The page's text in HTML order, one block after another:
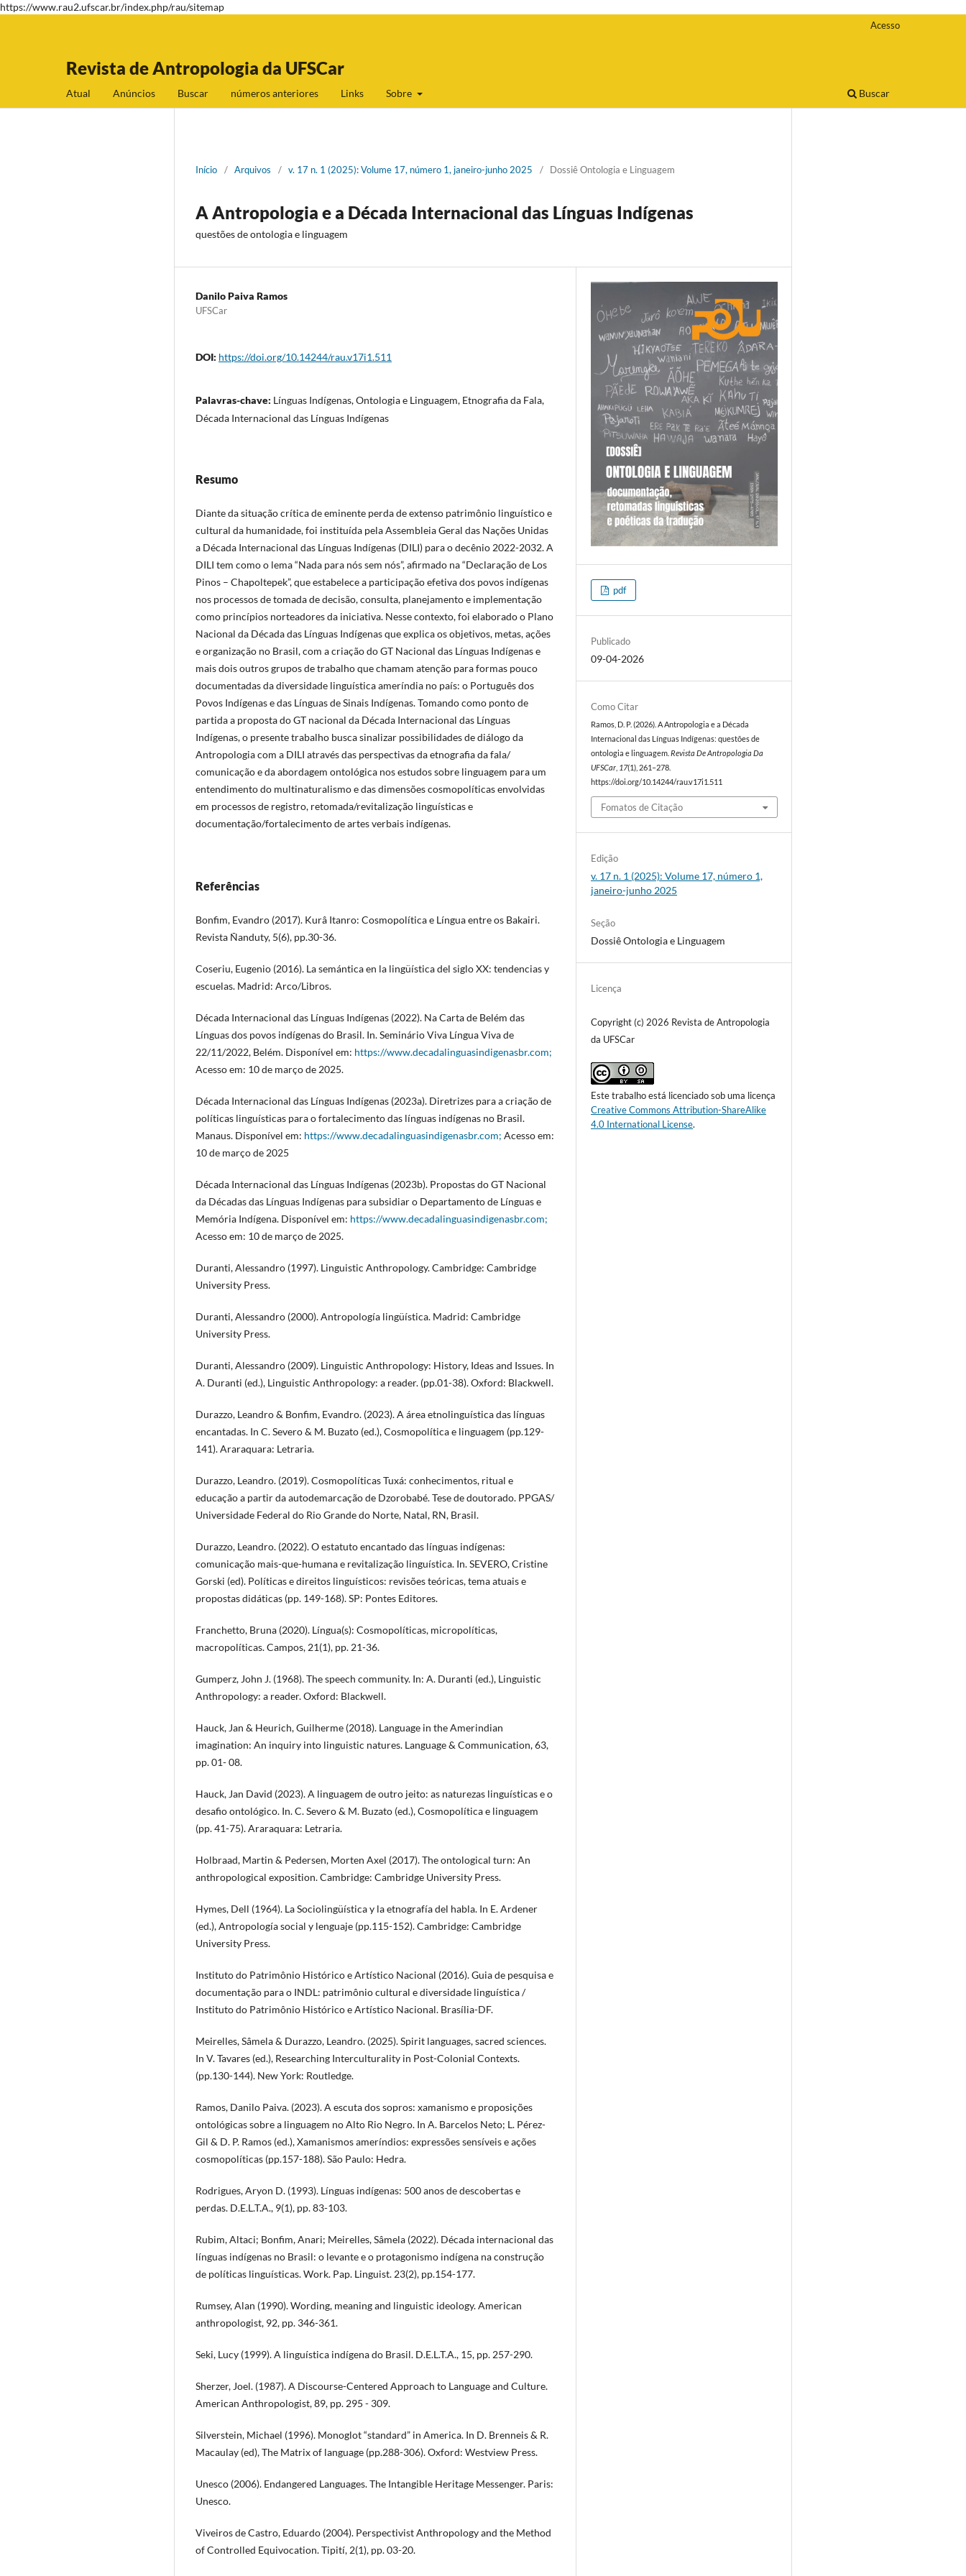
https://www.rau2.ufscar.br/index.php/rau/sitemap
Revista de Antropologia da UFSCar
Atual Anúncios Buscar números anteriores Links Sobre Buscar
Acesso
Início / Arquivos / v. 17 n. 1 (2025): Volume 17, número 1, janeiro-junho 2025 / Dossiê Ontologia e Linguagem
A Antropologia e a Década Internacional das Línguas Indígenas
questões de ontologia e linguagem
Danilo Paiva Ramos
UFSCar
DOI: https://doi.org/10.14244/rau.v17i1.511
Palavras-chave: Línguas Indígenas, Ontologia e Linguagem, Etnografia da Fala,
Década Internacional das Línguas Indígenas
Resumo
Diante da situação crítica de eminente perda de extenso patrimônio linguístico e
cultural da humanidade, foi instituída pela Assembleia Geral das Nações Unidas
a Década Internacional das Línguas Indígenas (DILI) para o decênio 2022-2032. A
DILI tem como o lema “Nada para nós sem nós”, afirmado na “Declaração de Los
Pinos – Chapoltepek”, que estabelece a participação efetiva dos povos indígenas
nos processos de tomada de decisão, consulta, planejamento e implementação
como princípios norteadores da iniciativa. Nesse contexto, foi elaborado o Plano
Nacional da Década das Línguas Indígenas que explica os objetivos, metas, ações
e organização no Brasil, com a criação do GT Nacional das Línguas Indígenas e
mais dois outros grupos de trabalho que chamam atenção para formas pouco
documentadas da diversidade linguística ameríndia no país: o Português dos
Povos Indígenas e das Línguas de Sinais Indígenas. Tomando como ponto de
partida a proposta do GT nacional da Década Internacional das Línguas
Indígenas, o presente trabalho busca sinalizar possibilidades de diálogo da
Antropologia com a DILI através das perspectivas da etnografia da fala/
comunicação e da abordagem ontológica nos estudos sobre linguagem para um
entendimento do multinaturalismo e das dimensões cosmopolíticas envolvidas
em processos de registro, retomada/revitalização linguísticas e
documentação/fortalecimento de artes verbais indígenas.
Referências
Bonfim, Evandro (2017). Kurâ Itanro: Cosmopolítica e Língua entre os Bakairi.
Revista Ñanduty, 5(6), pp.30-36.
Coseriu, Eugenio (2016). La semántica en la lingüística del siglo XX: tendencias y
escuelas. Madrid: Arco/Libros.
Década Internacional das Línguas Indígenas (2022). Na Carta de Belém das
Línguas dos povos indígenas do Brasil. In. Seminário Viva Língua Viva de
22/11/2022, Belém. Disponível em: https://www.decadalinguasindigenasbr.com;
Acesso em: 10 de março de 2025.
Década Internacional das Línguas Indígenas (2023a). Diretrizes para a criação de
políticas linguísticas para o fortalecimento das línguas indígenas no Brasil.
Manaus. Disponível em: https://www.decadalinguasindigenasbr.com; Acesso em:
10 de março de 2025
Década Internacional das Línguas Indígenas (2023b). Propostas do GT Nacional
da Décadas das Línguas Indígenas para subsidiar o Departamento de Línguas e
Memória Indígena. Disponível em: https://www.decadalinguasindigenasbr.com;
Acesso em: 10 de março de 2025.
Duranti, Alessandro (1997). Linguistic Anthropology. Cambridge: Cambridge
University Press.
Duranti, Alessandro (2000). Antropología lingüística. Madrid: Cambridge
University Press.
Duranti, Alessandro (2009). Linguistic Anthropology: History, Ideas and Issues. In
A. Duranti (ed.), Linguistic Anthropology: a reader. (pp.01-38). Oxford: Blackwell.
Durazzo, Leandro & Bonfim, Evandro. (2023). A área etnolinguística das línguas
encantadas. In C. Severo & M. Buzato (ed.), Cosmopolítica e linguagem (pp.129-
141). Araraquara: Letraria.
Durazzo, Leandro. (2019). Cosmopolíticas Tuxá: conhecimentos, ritual e
educação a partir da autodemarcação de Dzorobabé. Tese de doutorado. PPGAS/
Universidade Federal do Rio Grande do Norte, Natal, RN, Brasil.
Durazzo, Leandro. (2022). O estatuto encantado das línguas indígenas:
comunicação mais-que-humana e revitalização linguística. In. SEVERO, Cristine
Gorski (ed). Políticas e direitos linguísticos: revisões teóricas, tema atuais e
propostas didáticas (pp. 149-168). SP: Pontes Editores.
Franchetto, Bruna (2020). Língua(s): Cosmopolíticas, micropolíticas,
macropolíticas. Campos, 21(1), pp. 21-36.
Gumperz, John J. (1968). The speech community. In: A. Duranti (ed.), Linguistic
Anthropology: a reader. Oxford: Blackwell.
Hauck, Jan & Heurich, Guilherme (2018). Language in the Amerindian
imagination: An inquiry into linguistic natures. Language & Communication, 63,
pp. 01- 08.
Hauck, Jan David (2023). A linguagem de outro jeito: as naturezas linguísticas e o
desafio ontológico. In. C. Severo & M. Buzato (ed.), Cosmopolítica e linguagem
(pp. 41-75). Araraquara: Letraria.
Holbraad, Martin & Pedersen, Morten Axel (2017). The ontological turn: An
anthropological exposition. Cambridge: Cambridge University Press.
Hymes, Dell (1964). La Sociolingüística y la etnografía del habla. In E. Ardener
(ed.), Antropología social y lenguaje (pp.115-152). Cambridge: Cambridge
University Press.
Instituto do Patrimônio Histórico e Artístico Nacional (2016). Guia de pesquisa e
documentação para o INDL: patrimônio cultural e diversidade linguística /
Instituto do Patrimônio Histórico e Artístico Nacional. Brasília-DF.
Meirelles, Sâmela & Durazzo, Leandro. (2025). Spirit languages, sacred sciences.
In V. Tavares (ed.), Researching Interculturality in Post-Colonial Contexts.
(pp.130-144). New York: Routledge.
Ramos, Danilo Paiva. (2023). A escuta dos sopros: xamanismo e proposições
ontológicas sobre a linguagem no Alto Rio Negro. In A. Barcelos Neto; L. Pérez-
Gil & D. P. Ramos (ed.), Xamanismos ameríndios: expressões sensíveis e ações
cosmopolíticas (pp.157-188). São Paulo: Hedra.
Rodrigues, Aryon D. (1993). Línguas indígenas: 500 anos de descobertas e
perdas. D.E.L.T.A., 9(1), pp. 83-103.
Rubim, Altaci; Bonfim, Anari; Meirelles, Sâmela (2022). Década internacional das
línguas indígenas no Brasil: o levante e o protagonismo indígena na construção
de políticas linguísticas. Work. Pap. Linguist. 23(2), pp.154-177.
Rumsey, Alan (1990). Wording, meaning and linguistic ideology. American
anthropologist, 92, pp. 346-361.
Seki, Lucy (1999). A linguística indígena do Brasil. D.E.L.T.A., 15, pp. 257-290.
Sherzer, Joel. (1987). A Discourse-Centered Approach to Language and Culture.
American Anthropologist, 89, pp. 295 - 309.
Silverstein, Michael (1996). Monoglot “standard” in America. In D. Brenneis & R.
Macaulay (ed), The Matrix of language (pp.288-306). Oxford: Westview Press.
Unesco (2006). Endangered Languages. The Intangible Heritage Messenger. Paris:
Unesco.
Viveiros de Castro, Eduardo (2004). Perspectivist Anthropology and the Method
of Controlled Equivocation. Tipití, 2(1), pp. 03-20.
pdf
Publicado
09-04-2026
Como Citar
Ramos, D. P. (2026). A Antropologia e a Década
Internacional das Línguas Indígenas: questões de
ontologia e linguagem.Revista De Antropologia Da
UFSCar 17(1), 261–278.
https://doi.org/10.14244/rau.v17i1.511
Fomatos de Citação
Edição
v. 17 n. 1 (2025): Volume 17, número 1,
janeiro-junho 2025
Seção
Dossiê Ontologia e Linguagem
Licença
Copyright (c) 2026 Revista de Antropologia
da UFSCar
Este trabalho está licenciado sob uma licença
Creative Commons Attribution-ShareAlike
4.0 International License.